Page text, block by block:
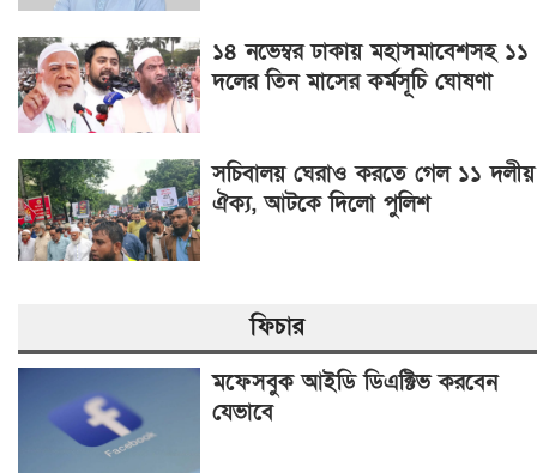
১৪ নভেম্বর ঢাকায় মহাসমাবেশসহ ১১
দলের তিন মাসের কর্মসূচি ঘোষণা
সচিবালয় ঘেরাও করতে গেল ১১ দলীয়
ঐক্য, আটকে দিলো পুলিশ
ফিচার
মফেসবুক আইডি ডিএক্টিভ করবেন
যেভাবে